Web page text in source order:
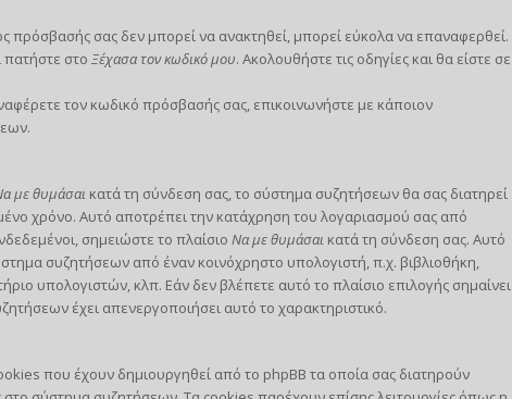
πρόσβασής σας δεν μπορεί να ανακτηθεί, μπορεί εύκολα να επαναφερθεί.
πατήστε στο Ξέχασα τον κωδικό μου. Ακολουθήστε τις οδηγίες και θα είστε σε
τον κωδικό πρόσβασής σας, επικοινωνήστε με κάποιον
με θυμάσαικατά τη σύνδεση σας, το σύστημα συζητήσεων θα σας διατηρεί
χρόνο. Αυτό αποτρέπει την κατάχρηση του λογαριασμού σας από
σημειώστε το πλαίσιο Να με θυμάσαικατά τη σύνδεση σας. Αυτό
συζητήσεων από έναν κοινόχρηστο υπολογιστή, π.χ. βιβλιοθήκη,
υπολογιστών, κλπ. Εάν δεν βλέπετε αυτό το πλαίσιο επιλογής σημαίνει
έχει απενεργοποιήσει αυτό το χαρακτηριστικό.
που έχουν δημιουργηθεί από το phpBB τα οποία σας διατηρούν